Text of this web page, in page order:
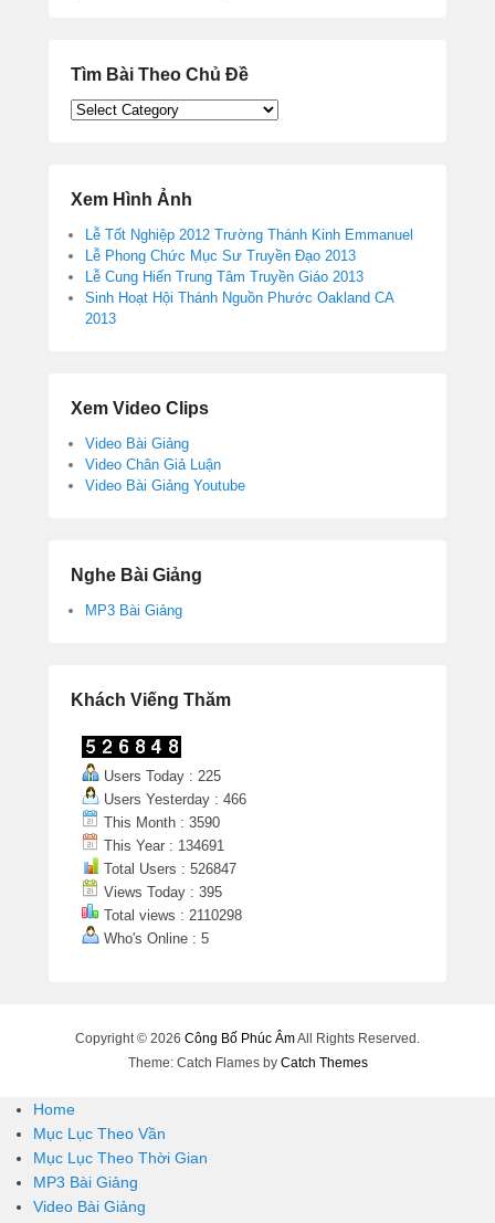
Tìm Bài Theo Chủ Đề
Tìm
Đề
Xem Hình Ảnh
Lễ Tốt Nghiệp 2012 Trường Thánh Kinh Emmanuel
Lễ Phong Chức Mục Sư Truyền Đạo 2013
Lễ Cung Hiến Trung Tâm Truyền Giáo 2013
Sinh Hoạt Hội Thánh Nguồn Phước Oakland CA
2013
Xem Video Clips
Video Bài Giảng
Video Chân Giả Luận
Video Bài Giảng Youtube
Nghe Bài Giảng
MP3 Bài Giảng
Khách Viếng Thăm
Users Today : 225
Users Yesterday : 466
This Month : 3590
This Year : 134691
Total Users : 526847
Views Today : 395
Total views : 2110298
Who's Online : 5
Copyright © 2026 Công Bố Phúc ÂmAll Rights Reserved.
Theme: Catch Flames by Catch Themes
Home
Mục Lục Theo Vần
Mục Lục Theo Thời Gian
MP3 Bài Giảng
Video Bài Giảng